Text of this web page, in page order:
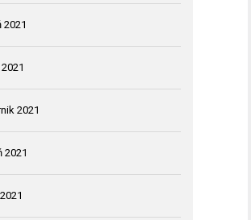
2021
2021
2021